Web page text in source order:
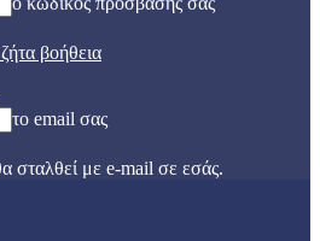
βοήθεια
το email σας
σταλθεί με e-mail σε εσάς.